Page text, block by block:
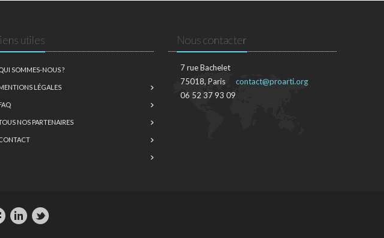
utiles
SOMMES-NOUS ?
LÉGALES
NOS PARTENAIRES
Nous contacter
7 rue Bachelet
75018, Paris
06 52 37 93 09
contact@proarti.org